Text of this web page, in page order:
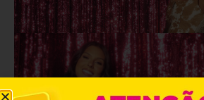
LOJAS ONLINE